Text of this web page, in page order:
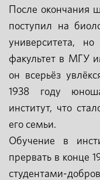
После окончания
поступил на
университета,
факультет в МГУ
он всерьёз
1938 году
институт, что
его семьи.
Обучение в
прервать в конце
студентами-